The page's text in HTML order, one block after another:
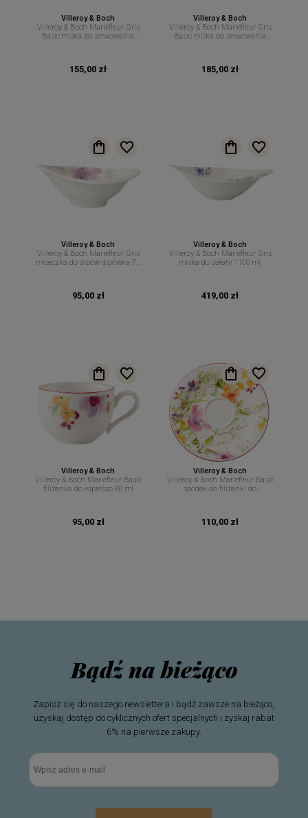
Villeroy & Boch
Villeroy & Boch Mariefleur Gris
Basic miska do serwowania
155,00 zł
Villeroy & Boch
Villeroy & Boch Mariefleur Gris
Basic miska do serwowania
185,00 zł
Villeroy & Boch
Villeroy & Boch Mariefleur Gris
miseczka do dipów dipówka 70
95,00 zł
Villeroy & Boch
Villeroy & Boch Mariefleur Gris
miska do sałaty 1100 ml
419,00 zł
Villeroy & Boch
Villeroy & Boch Mariefleur Basic
filiżanka do espresso 80 ml
95,00 zł
Villeroy & Boch
Villeroy & Boch Mariefleur Basic
spodek do filiżanki do
110,00 zł
Bądź na bieżąco
Zapisz się do naszego newslettera i bądź zawsze na bieżąco,
uzyskaj dostęp do cyklicznych ofert specjalnych i zyskaj rabat
6% na pierwsze zakupy.